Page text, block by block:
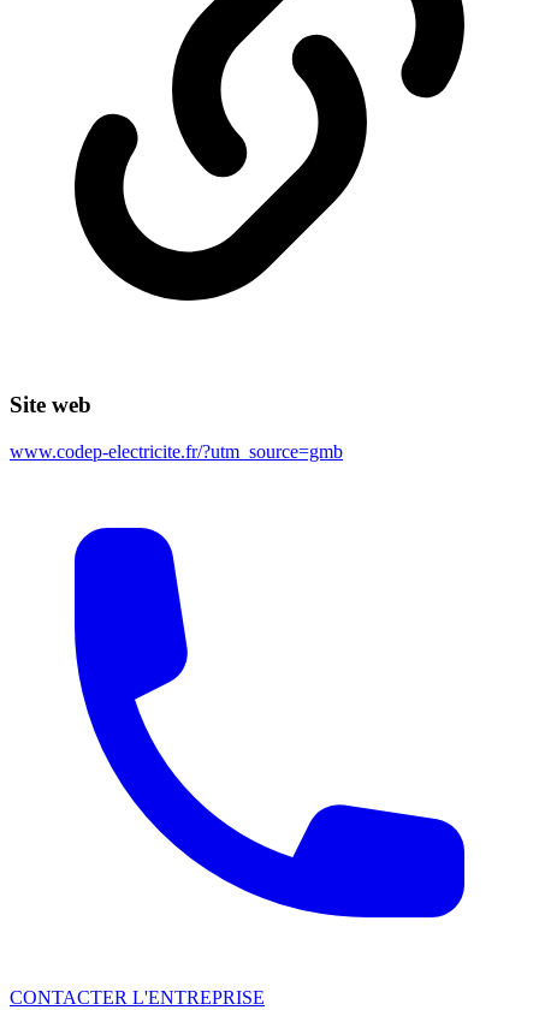
Site web
www.codep-electricite.fr/?utm_source=gmb
CONTACTER L'ENTREPRISE